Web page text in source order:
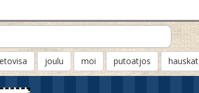
joulu moi putoatjos hauskat